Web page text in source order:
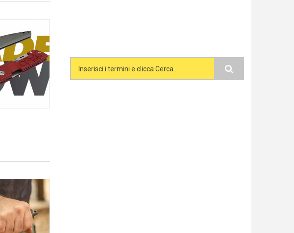
Search form